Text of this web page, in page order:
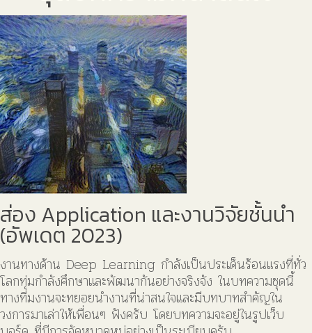
ส่อง Application และงานวิจัยชั้นนำ
(อัพเดต 2023)
งานทางด้าน Deep Learning กำลังเป็นประเด็นร้อนแรงที่ทั่ว
โลกทุ่มกำลังศึกษาและพัฒนากันอย่างจริงจัง ในบทความชุดนี้
ทางทีมงานจะทยอยนำงานที่น่าสนใจและมีบทบาทสำคัญใน
วงการมาเล่าให้เพื่อนๆ ฟังครับ โดยบทความจะอยู่ในรูปเว็บ